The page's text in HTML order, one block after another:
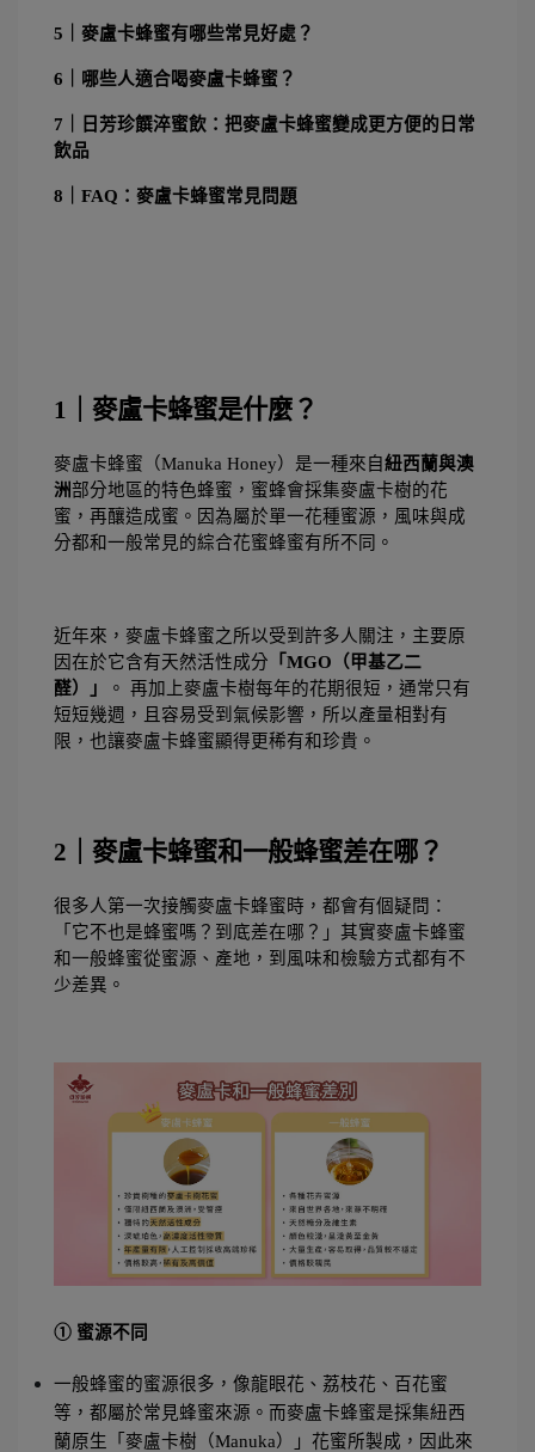
5｜麥盧卡蜂蜜有哪些常見好處？
6｜哪些人適合喝麥盧卡蜂蜜？
7｜日芳珍饌淬蜜飲：把麥盧卡蜂蜜變成更方便的日常
飲品
8｜FAQ：麥盧卡蜂蜜常見問題
1｜麥盧卡蜂蜜是什麼？
麥盧卡蜂蜜（Manuka Honey）是一種來自紐西蘭與澳
洲部分地區的特色蜂蜜，蜜蜂會採集麥盧卡樹的花
蜜，再釀造成蜜。因為屬於單一花種蜜源，風味與成
分都和一般常見的綜合花蜜蜂蜜有所不同。
近年來，麥盧卡蜂蜜之所以受到許多人關注，主要原
因在於它含有天然活性成分 「MGO（甲基乙二
醛）」
。 再加上麥盧卡樹每年的花期很短，通常只有
短短幾週，且容易受到氣候影響，所以產量相對有
限，也讓麥盧卡蜂蜜顯得更稀有和珍貴。
2｜麥盧卡蜂蜜和一般蜂蜜差在哪？
很多人第一次接觸麥盧卡蜂蜜時，都會有個疑問：
「它不也是蜂蜜嗎？到底差在哪？」其實麥盧卡蜂蜜
和一般蜂蜜從蜜源、產地，到風味和檢驗方式都有不
少差異。
① 蜜源不同
一般蜂蜜的蜜源很多，像龍眼花、荔枝花、百花蜜
等，都屬於常見蜂蜜來源。而麥盧卡蜂蜜是採集紐西
蘭原生「麥盧卡樹（Manuka）」花蜜所製成，因此來